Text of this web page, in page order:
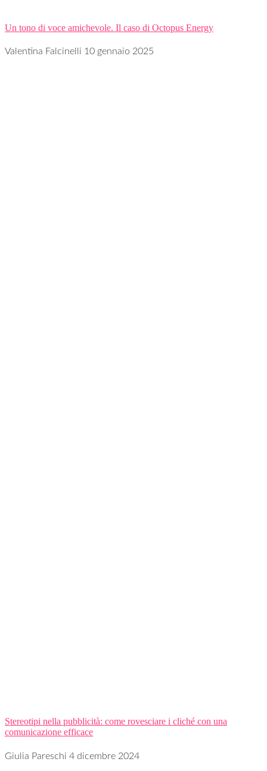
Un tono di voce amichevole. Il caso di Octopus Energy
Valentina Falcinelli 10 gennaio 2025
Stereotipi nella pubblicità: come rovesciare i cliché con una
comunicazione efficace
Giulia Pareschi 4 dicembre 2024